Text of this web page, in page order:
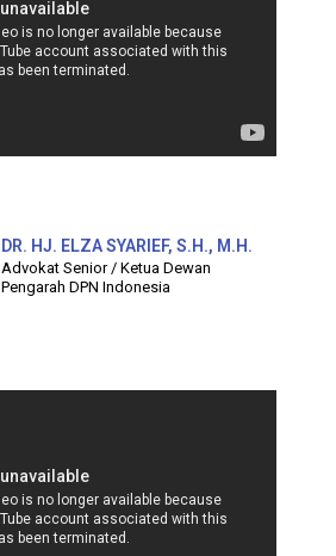
DR. HJ. ELZA SYARIEF, S.H., M.H.
Advokat Senior / Ketua Dewan
Pengarah DPN Indonesia